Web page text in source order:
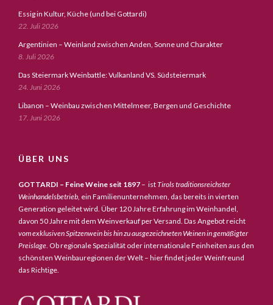
Essig in Kultur, Küche (und bei Gottardi)
22. Juli 2026
Argentinien – Weinland zwischen Anden, Sonne und Charakter
8. Juli 2026
Das Steiermark Weinbattle: Vulkanland VS. Südsteiermark
24. Juni 2026
Libanon – Weinbau zwischen Mittelmeer, Bergen und Geschichte
17. Juni 2026
ÜBER UNS
GOTTARDI – Feine Weine seit 1897 – istTirols traditionsreichster
Weinhandelsbetrieb, ein Familienunternehmen, das bereits in vierten
Generation geleitet wird. Über 120 Jahre Erfahrung im Weinhandel,
davon 50 Jahre mit dem Weinverkauf per Versand. Das Angebot reicht
vom exklusiven Spitzenwein bis hin zu ausgezeichneten Weinen in gemäßigter
Preislage . Ob regionale Spezialität oder internationale Feinheiten aus den
schönsten Weinbauregionen der Welt – hier findet jeder Weinfreund
das Richtige.